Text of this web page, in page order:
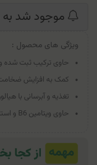
موجود شد به
ویژگی های محصول :
حاوی ترکیب ثبت شده
کمک به افزایش
تغذیه و آبرسانی با
حاوی ویتامین B6 و استیل سیستئین جهت تقویت ساختار مژه